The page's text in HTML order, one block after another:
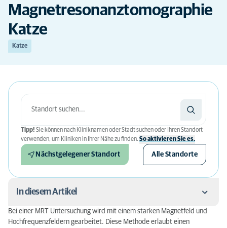
Magnetresonanztomographie
Katze
Katze
Tipp! Sie können nach Kliniknamen oder Stadt suchen oder Ihren Standort
verwenden, um Kliniken in Ihrer Nähe zu finden. So aktivieren Sie es.
Nächstgelegener Standort Alle Standorte
In diesem Artikel
Was passiert mit dem Tier während der
Bei einer MRT Untersuchung wird mit einem starken Magnetfeld und
Hochfrequenzfeldern gearbeitet. Diese Methode erlaubt einen